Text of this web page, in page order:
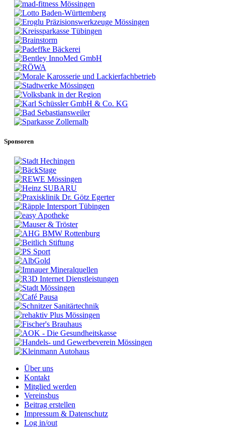
Sponsoren
Über uns
Kontakt
Mitglied werden
Vereinsbus
Beitrag erstellen
Impressum & Datenschutz
Log in/out